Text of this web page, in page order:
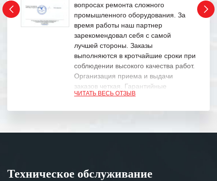
вопросах ремонта сложного
промышленного оборудования. За
время работы наш партнер
зарекомендовал себя с самой
лучшей стороны. Заказы
выполняются в кротчайшие сроки при
соблюдении высокого качества работ.
Организация приема и выдачи
заказов четкая. Гарантийные
обязательства выполняются в
Особенно хочется отметить высокую
ЧИТАТЬ ВЕСЬ ОТЗЫВ
Техническое обслуживание